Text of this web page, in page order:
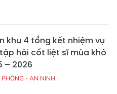
khu 4 tổng kết nhiệm vụ
hài cốt liệt sĩ mùa khô
– 2026
PHÒNG - AN NINH